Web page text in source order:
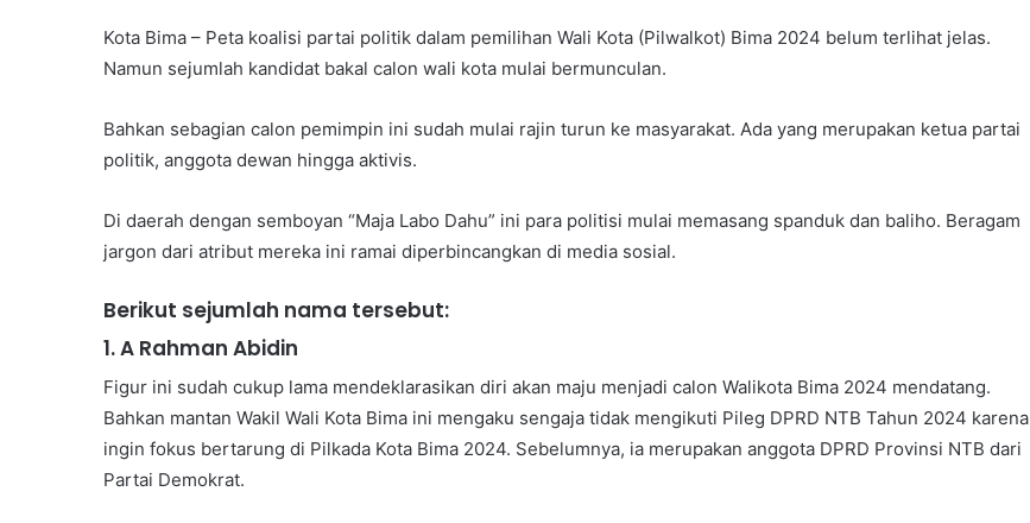
Kota Bima – Peta koalisi partai politik dalam pemilihan Wali Kota (Pilwalkot) Bima 2024 belum terlihat jelas.
Namun sejumlah kandidat bakal calon wali kota mulai bermunculan.
Bahkan sebagian calon pemimpin ini sudah mulai rajin turun ke masyarakat. Ada yang merupakan ketua partai
politik, anggota dewan hingga aktivis.
Di daerah dengan semboyan “Maja Labo Dahu” ini para politisi mulai memasang spanduk dan baliho. Beragam
jargon dari atribut mereka ini ramai diperbincangkan di media sosial.
Berikut sejumlah nama tersebut:
1.⁠ ⁠A Rahman Abidin
Figur ini sudah cukup lama mendeklarasikan diri akan maju menjadi calon Walikota Bima 2024 mendatang.
Bahkan mantan Wakil Wali Kota Bima ini mengaku sengaja tidak mengikuti Pileg DPRD NTB Tahun 2024 karena
ingin fokus bertarung di Pilkada Kota Bima 2024. Sebelumnya, ia merupakan anggota DPRD Provinsi NTB dari
Partai Demokrat.